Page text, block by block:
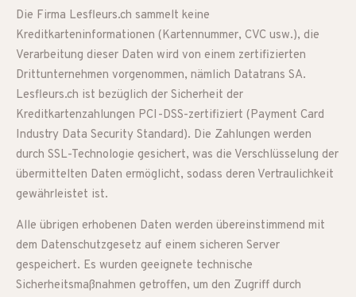
Die Firma Lesfleurs.ch sammelt keine
Kreditkarteninformationen (Kartennummer, CVC usw.), die
Verarbeitung dieser Daten wird von einem zertifizierten
Drittunternehmen vorgenommen, nämlich Datatrans SA.
Lesfleurs.ch ist bezüglich der Sicherheit der
Kreditkartenzahlungen PCI-DSS-zertifiziert (Payment Card
Industry Data Security Standard). Die Zahlungen werden
durch SSL-Technologie gesichert, was die Verschlüsselung der
übermittelten Daten ermöglicht, sodass deren Vertraulichkeit
gewährleistet ist.
Alle übrigen erhobenen Daten werden übereinstimmend mit
dem Datenschutzgesetz auf einem sicheren Server
gespeichert. Es wurden geeignete technische
Sicherheitsmaßnahmen getroffen, um den Zugriff durch